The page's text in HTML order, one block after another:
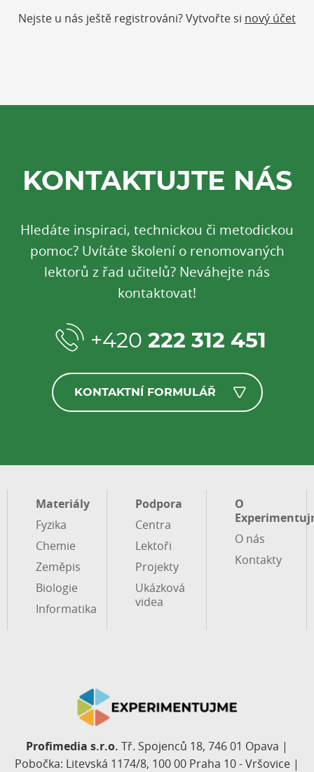
Nejste u nás ještě registrováni? Vytvořte si nový účet
KONTAKTUJTE NÁS
Hledáte inspiraci, technickou či metodickou
pomoc? Uvítáte školení o renomovaných
lektorů z řad učitelů? Neváhejte nás
kontaktovat!
+420 222 312 451
KONTAKTNÍ FORMULÁŘ
Materiály
Fyzika
Chemie
Zeměpis
Biologie
Informatika
Podpora
Centra
Lektoři
Projekty
Ukázková
videa
O
O nás
Kontakty
Profimedia s.r.o. Tř. Spojenců 18, 746 01 Opava |
Pobočka: Litevská 1174/8, 100 00 Praha 10 - Vršovice |